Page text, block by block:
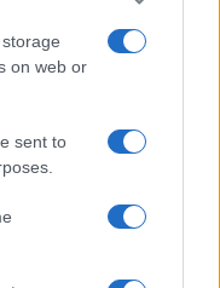
on web or
sent to
prevenire